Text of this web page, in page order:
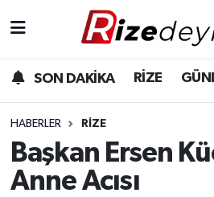
SON DAKİKA RİZE
HABERLER RIZE
Başkan Ersen
Anne Acısı
Gündem
Yurttan Haberler
Ekonomi
Rize Hava Durumu
Rize Trafik Yoğunluk
Süper Lig Puan Durumu ve